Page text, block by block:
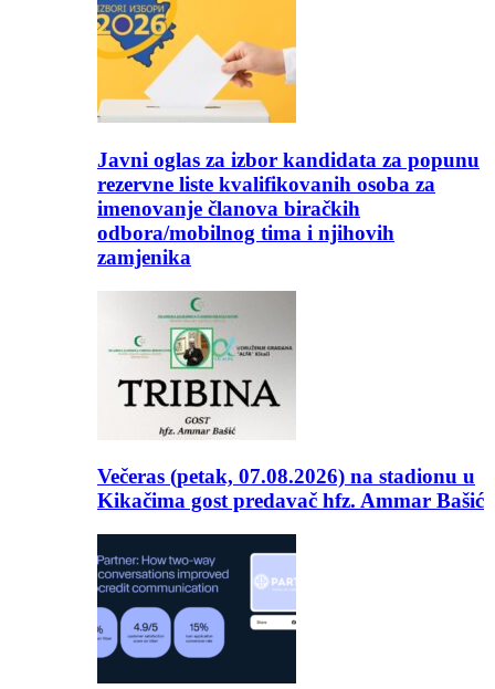
Javni oglas za izbor kandidata za popunu
rezervne liste kvalifikovanih osoba za
imenovanje članova biračkih
odbora/mobilnog tima i njihovih
zamjenika
Večeras (petak, 07.08.2026) na stadionu u
Kikačima gost predavač hfz. Ammar Bašić